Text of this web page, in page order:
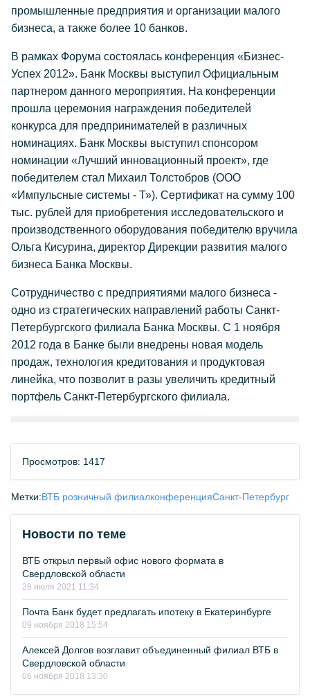
промышленные предприятия и организации малого
бизнеса, а также более 10 банков.
В рамках Форума состоялась конференция «Бизнес-
Успех 2012». Банк Москвы выступил Официальным
партнером данного мероприятия. На конференции
прошла церемония награждения победителей
конкурса для предпринимателей в различных
номинациях. Банк Москвы выступил спонсором
номинации «Лучший инновационный проект», где
победителем стал Михаил Толстобров (ООО
«Импульсные системы - Т»). Сертификат на сумму 100
тыс. рублей для приобретения исследовательского и
производственного оборудования победителю вручила
Ольга Кисурина, директор Дирекции развития малого
бизнеса Банка Москвы.
Сотрудничество с предприятиями малого бизнеса -
одно из стратегических направлений работы Санкт-
Петербургского филиала Банка Москвы. С 1 ноября
2012 года в Банке были внедрены новая модель
продаж, технология кредитования и продуктовая
линейка, что позволит в разы увеличить кредитный
портфель Санкт-Петербургского филиала.
Просмотров: 1417
Метки:ВТБ розничный филиалконференцияСанкт-Петербург
Новости по теме
ВТБ открыл первый офис нового формата в
Свердловской области
28 июля 2021 11:34
Почта Банк будет предлагать ипотеку в Екатеринбурге
09 ноября 2018 15:54
Алексей Долгов возглавит объединенный филиал ВТБ в
Свердловской области
06 ноября 2018 13:30